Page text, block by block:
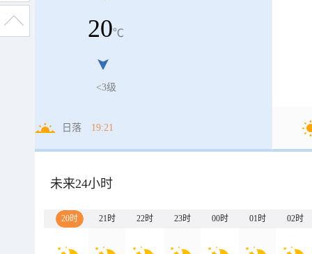
20℃
<3级
日落 19:21
未来24小时
20时 21时 22时 23时 00时 01时 02时